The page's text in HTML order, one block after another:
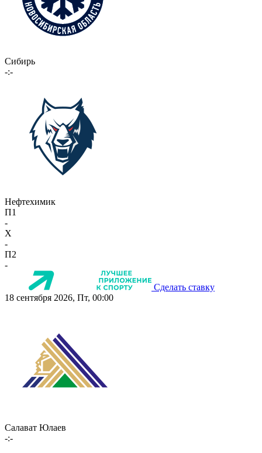
Сибирь
-:-
Нефтехимик
П1
-
X
-
П2
-
Сделать ставку
18 сентября 2026, Пт, 00:00
Салават Юлаев
-:-